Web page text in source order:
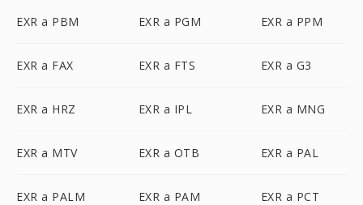
EXR a PBM EXR a PGM EXR a PPM
EXR a FAX EXR a FTS EXR a G3
EXR a HRZ EXR a IPL EXR a MNG
EXR a MTV EXR a OTB EXR a PAL
EXR a PALM EXR a PAM EXR a PCT